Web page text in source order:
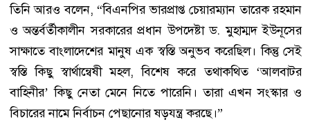
তিনি আরও বলেন, “বিএনপির ভারপ্রাপ্ত চেয়ারম্যান তারেক রহমান
ও অন্তর্বর্তীকালীন সরকারের প্রধান উপদেষ্টা ড. মুহাম্মদ ইউনূসের
সাক্ষাতে বাংলাদেশের মানুষ এক স্বস্তি অনুভব করেছিল। কিন্তু সেই
স্বস্তি কিছু স্বার্থান্বেষী মহল, বিশেষ করে তথাকথিত ‘আলবাটর
বাহিনীর’ কিছু নেতা মেনে নিতে পারেনি। তারা এখন সংস্কার ও
বিচারের নামে নির্বাচন পেছানোর ষড়যন্ত্র করছে।”